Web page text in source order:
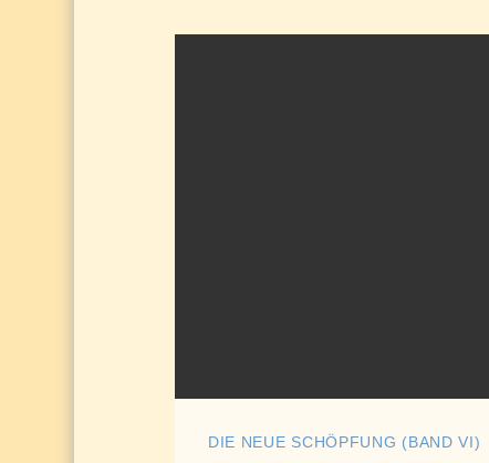
DIE NEUE SCHÖPFUNG (BAND VI)